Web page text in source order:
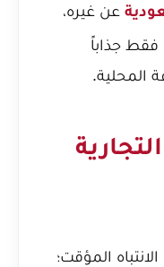
عن غيره،
جذاباً
المحلية.
المؤقت؛